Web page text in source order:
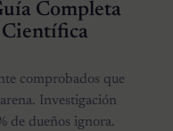
Completa
Científica
comprobados que
Investigación
de dueños ignora.